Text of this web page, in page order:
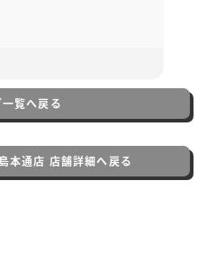
覧へ戻る
通店 店舗詳細へ戻る